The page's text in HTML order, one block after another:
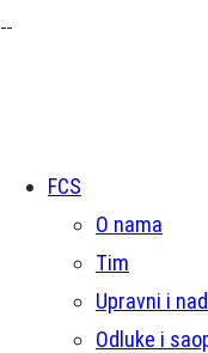
FCS
O nama
Tim
Upravni i
Odluke i